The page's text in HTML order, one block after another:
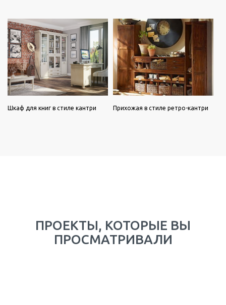
Шкаф для книг в стиле кантри Прихожая в стиле ретро-кантри
ПРОЕКТЫ, КОТОРЫЕ ВЫ
ПРОСМАТРИВАЛИ